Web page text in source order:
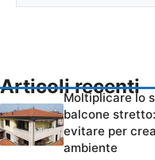
Articoli recenti
Moltiplicare lo
balcone
evitare per
ambiente